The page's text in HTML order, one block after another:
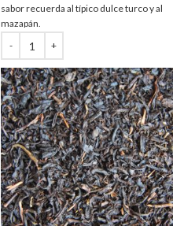
sabor recuerda al típico dulce turco y al
mazapán.